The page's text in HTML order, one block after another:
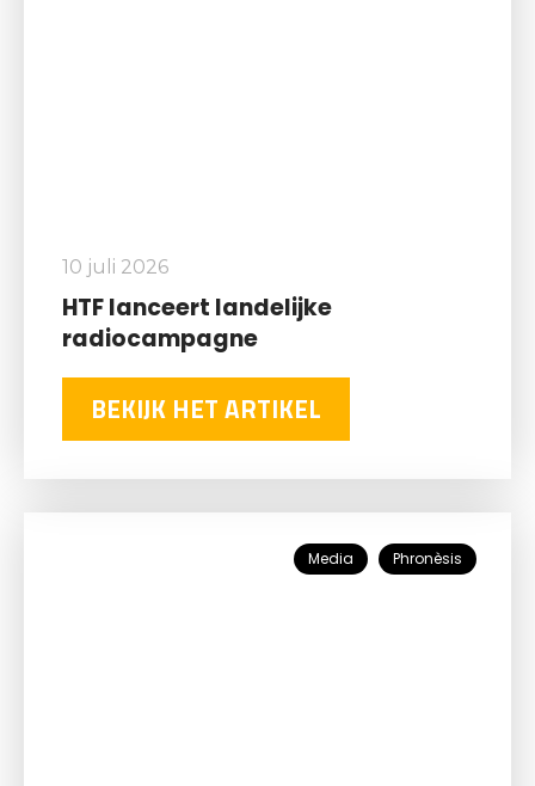
10 juli 2026
HTF lanceert landelijke
radiocampagne
BEKIJK HET ARTIKEL
Media Phronèsis